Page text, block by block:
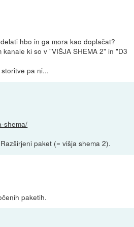
hbo in ga mora kao doplačat?
ki so v "VIŠJA SHEMA 2" in "D3
pa ni...
shema/
paket (= višja shema 2).
paketih.